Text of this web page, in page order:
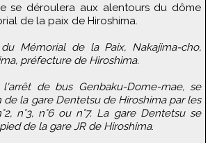
se déroulera aux alentours du dôme
de la paix de Hiroshima.
Mémorial de la Paix, Nakajima-cho,
préfecture de Hiroshima.
de bus Genbaku-Dome-mae, se
de la gare Dentetsu de Hiroshima par les
n°3, n°6 ou n°7. La gare Dentetsu se
de la gare JR de Hiroshima.